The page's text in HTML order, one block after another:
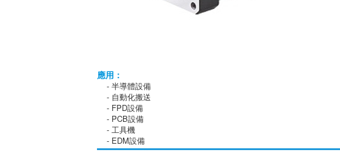
應用：
- 半導體設備
- 自動化搬送
- FPD設備
- PCB設備
- 工具機
- EDM設備